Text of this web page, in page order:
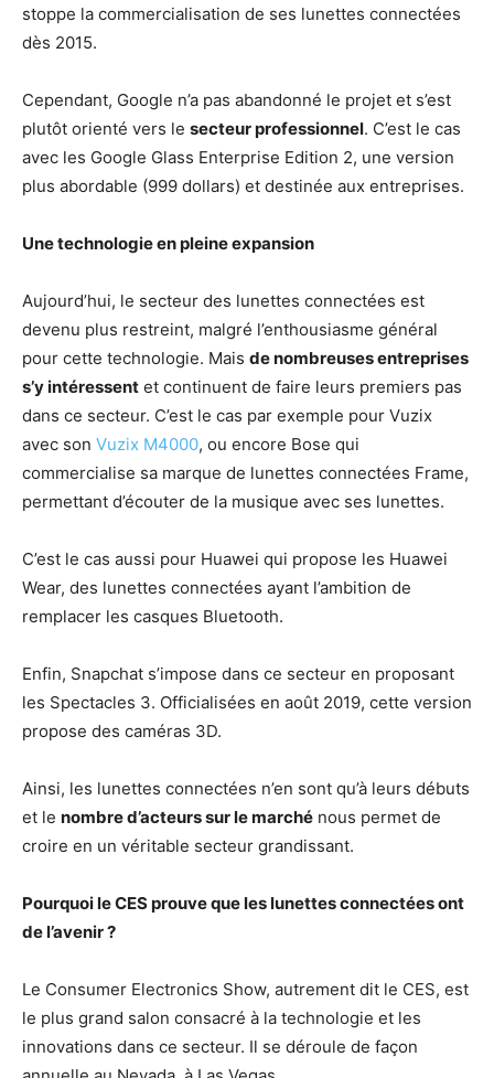
stoppe la commercialisation de ses lunettes connectées
dès 2015.
Cependant, Google n’a pas abandonné le projet et s’est
plutôt orienté vers le secteur professionnel. C’est le cas
avec les Google Glass Enterprise Edition 2, une version
plus abordable (999 dollars) et destinée aux entreprises.
Une technologie en pleine expansion
Aujourd’hui, le secteur des lunettes connectées est
devenu plus restreint, malgré l’enthousiasme général
pour cette technologie. Mais de nombreuses entreprises
s’y intéressent et continuent de faire leurs premiers pas
dans ce secteur. C’est le cas par exemple pour Vuzix
avec son Vuzix M4000, ou encore Bose qui
commercialise sa marque de lunettes connectées Frame,
permettant d’écouter de la musique avec ses lunettes.
C’est le cas aussi pour Huawei qui propose les Huawei
Wear, des lunettes connectées ayant l’ambition de
remplacer les casques Bluetooth.
Enfin, Snapchat s’impose dans ce secteur en proposant
les Spectacles 3. Officialisées en août 2019, cette version
propose des caméras 3D.
Ainsi, les lunettes connectées n’en sont qu’à leurs débuts
et le nombre d’acteurs sur le marché nous permet de
croire en un véritable secteur grandissant.
Pourquoi le CES prouve que les lunettes connectées ont
de l’avenir ?
Le Consumer Electronics Show, autrement dit le CES, est
le plus grand salon consacré à la technologie et les
innovations dans ce secteur. Il se déroule de façon